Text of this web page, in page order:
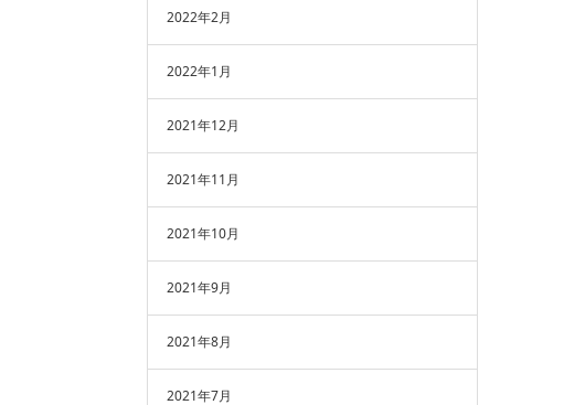
2022年2月
2022年1月
2021年12月
2021年11月
2021年10月
2021年9月
2021年8月
2021年7月